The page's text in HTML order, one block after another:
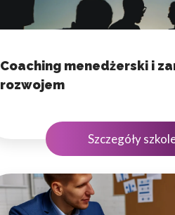
Coaching menedżerski i
rozwojem
Szczegóły